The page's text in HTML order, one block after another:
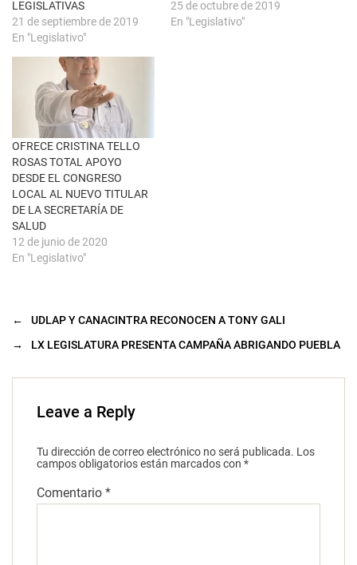
v
a
)
e
n
u
n
v
e
t
a
n
a
n
u
e
v
a
)
LEGISLATIVAS
21 de septiembre de 2019
En "Legislativo"
25 de octubre de 2019
En "Legislativo"
OFRECE CRISTINA TELLO
ROSAS TOTAL APOYO
DESDE EL CONGRESO
LOCAL AL NUEVO TITULAR
DE LA SECRETARÍA DE
SALUD
12 de junio de 2020
En "Legislativo"
←
UDLAP Y CANACINTRA RECONOCEN A TONY GALI
→
LX LEGISLATURA PRESENTA CAMPAÑA ABRIGANDO PUEBLA
Leave a Reply
Tu dirección de correo electrónico no será publicada. Los
campos obligatorios están marcados con *
Comentario *